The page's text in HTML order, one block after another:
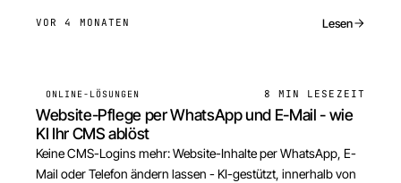
VOR 4 MONATEN Lesen
ONLINE-LÖSUNGEN 8 MIN LESEZEIT
Website-Pflege per WhatsApp und E-Mail - wie
KI Ihr CMS ablöst
Keine CMS-Logins mehr: Website-Inhalte per WhatsApp, E-
Mail oder Telefon ändern lassen - KI-gestützt, innerhalb von